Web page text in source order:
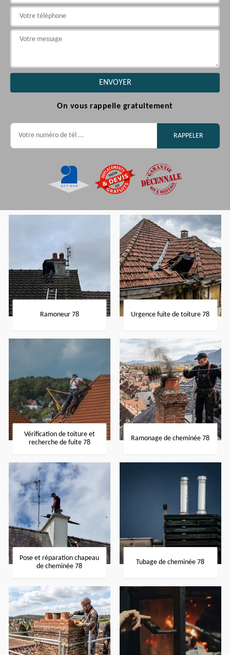
On vous rappelle gratuitement
Ramoneur 78 Urgence fuite de toiture 78
Vérification de toiture et
recherche de fuite 78
Ramonage de cheminée 78
Pose et réparation chapeau
de cheminée 78
Tubage de cheminée 78